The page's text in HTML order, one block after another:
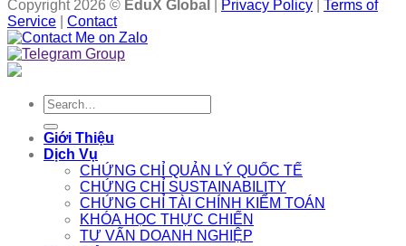
Copyright 2026 © EduX Global Privacy Policy
Terms of
Service
Contact
Search
for:
Giới Thiệu
Dịch Vụ
CHỨNG CHỈ QUẢN LÝ QUỐC TẾ
CHỨNG CHỈ SUSTAINABILITY
CHỨNG CHỈ TÀI CHÍNH KIỂM TOÁN
KHÓA HỌC THỰC CHIẾN
TƯ VẤN DOANH NGHIỆP